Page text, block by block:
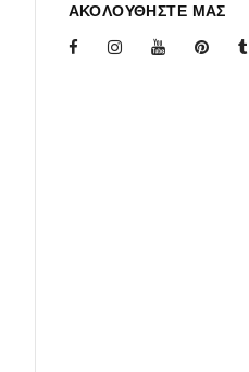
ΑΚΟΛΟΥΘΗΣΤΕ ΜΑΣ